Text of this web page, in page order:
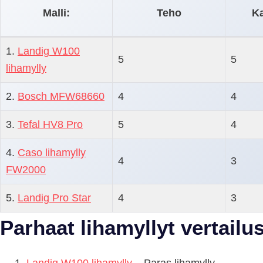
Malli: Teho
1. Landig W100
lihamylly
5 5
2. Bosch MFW68660 4 4
3. Tefal HV8 Pro 5 4
4. Caso lihamylly
FW2000
4 3
5. Landig Pro Star 4 3
Parhaat lihamyllyt